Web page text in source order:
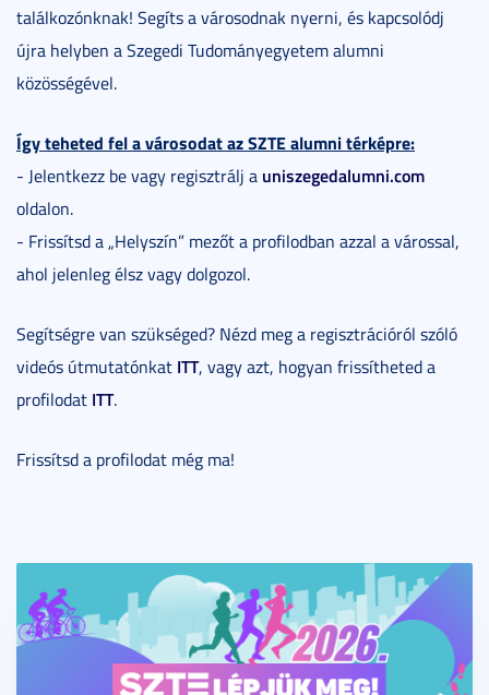
találkozónknak! Segíts a városodnak nyerni, és kapcsolódj
újra helyben a Szegedi Tudományegyetem alumni
közösségével.
Így teheted fel a városodat az SZTE alumni térképre:
- Jelentkezz be vagy regisztrálj a uniszegedalumni.com
oldalon.
- Frissítsd a „Helyszín” mezőt a profilodban azzal a várossal,
ahol jelenleg élsz vagy dolgozol.
Segítségre van szükséged? Nézd meg a regisztrációról szóló
videós útmutatónkat ITT, vagy azt, hogyan frissítheted a
profilodat ITT.
Frissítsd a profilodat még ma!